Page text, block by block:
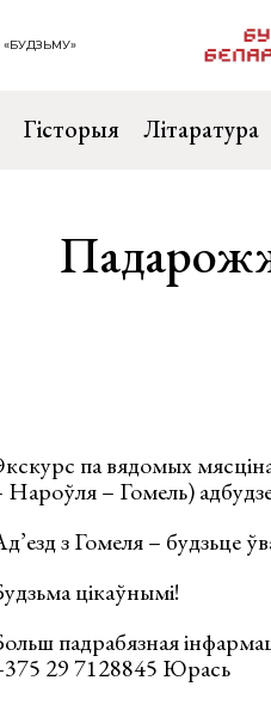
Гісторыя Літаратура
па вядомых
Нароўля – Гомель)
з Гомеля – будзьце
цікаўнымі!
падрабязная
29 7128845 Юрась